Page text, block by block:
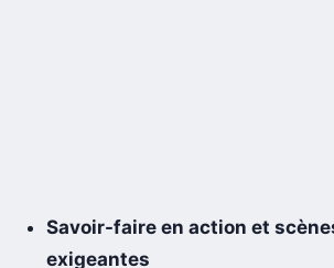
Savoir-faire en action et
exigeantes